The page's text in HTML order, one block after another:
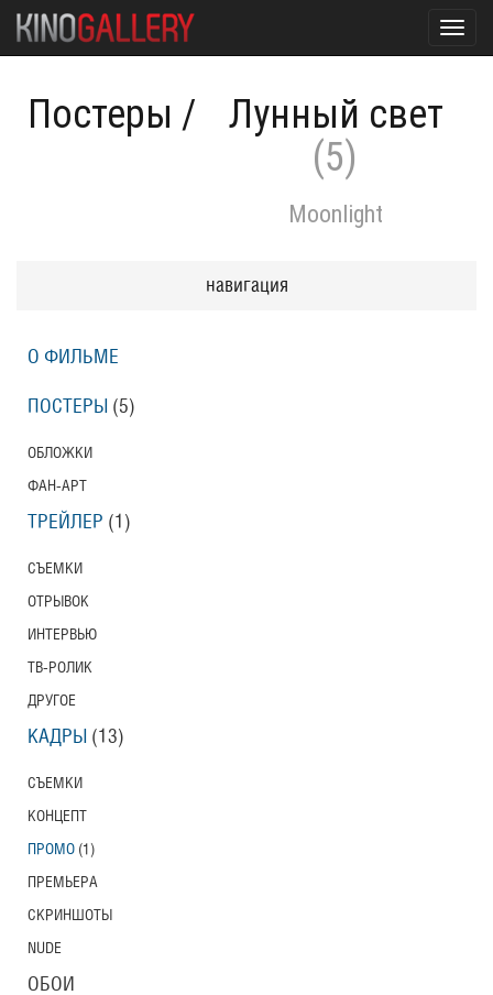
Постеры /
Лунный свет
(5)
Moonlight
навигация
О ФИЛЬМЕ
ПОСТЕРЫ (5)
ОБЛОЖКИ
ФАН-АРТ
ТРЕЙЛЕР (1)
СЪЕМКИ
ОТРЫВОК
ИНТЕРВЬЮ
ТВ-РОЛИК
ДРУГОЕ
КАДРЫ (13)
СЪЕМКИ
КОНЦЕПТ
ПРОМО (1)
ПРЕМЬЕРА
СКРИНШОТЫ
NUDE
ОБОИ